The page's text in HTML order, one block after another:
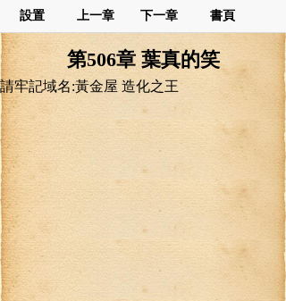
設置 上一章 下一章 書頁
第506章 葉真的笑
請牢記域名:黃金屋 造化之王